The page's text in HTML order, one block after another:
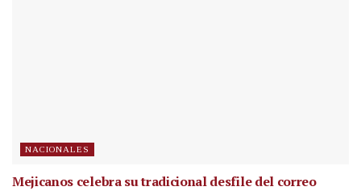
NACIONALES
Mejicanos celebra su tradicional desfile del correo